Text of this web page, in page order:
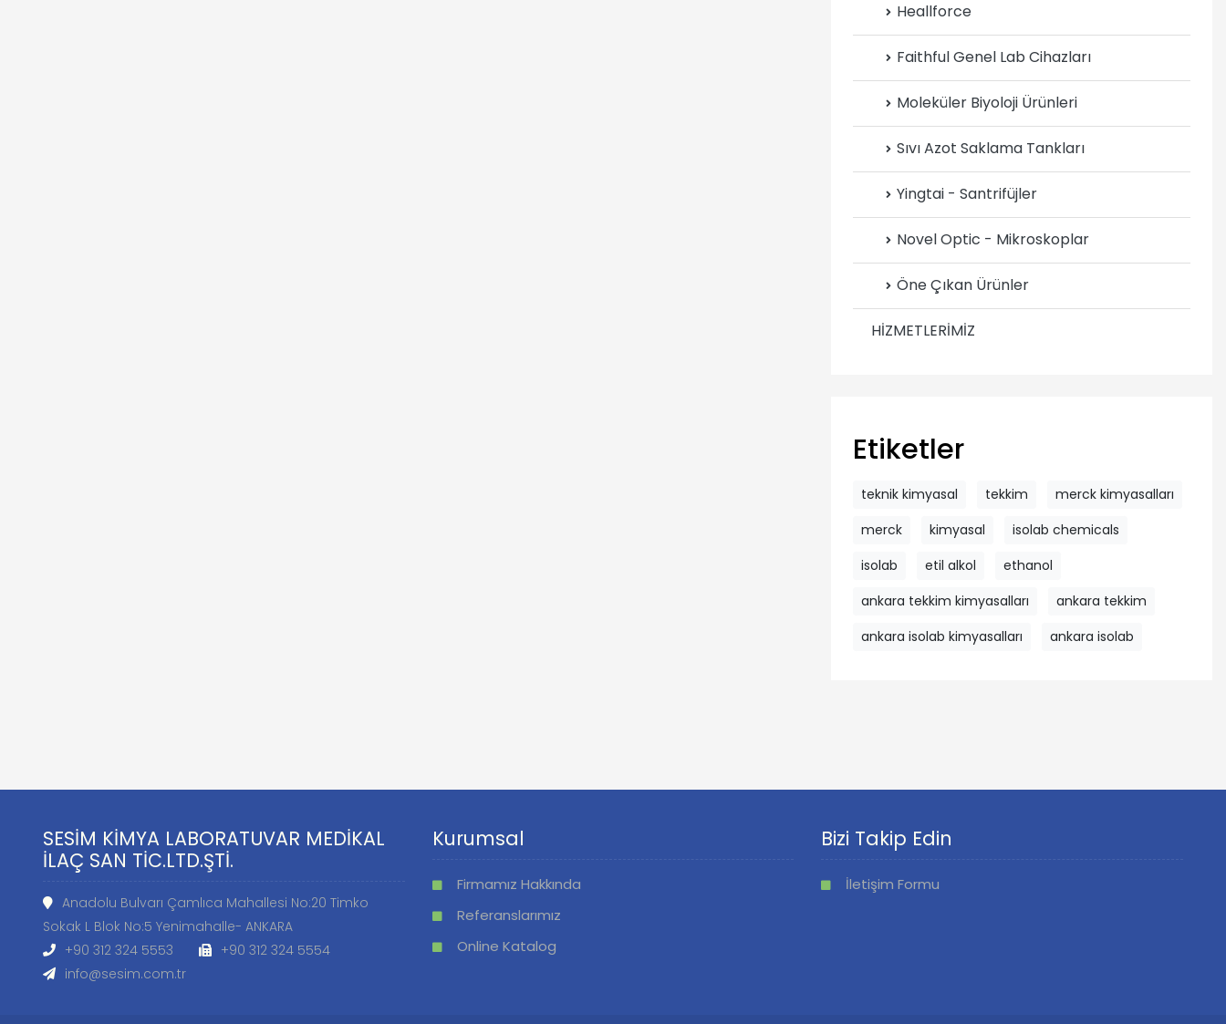
Heallforce
Faithful Genel Lab Cihazları
Moleküler Biyoloji Ürünleri
Sıvı Azot Saklama Tankları
Yingtai - Santrifüjler
Novel Optic - Mikroskoplar
Öne Çıkan Ürünler
HİZMETLERİMİZ
Etiketler
teknik kimyasal tekkim
merck kimyasalları
merck
kimyasal
isolab chemicals
isolab
etil alkol
ethanol
ankara tekkim kimyasalları
ankara tekkim
ankara isolab kimyasalları
ankara isolab
SESİM KİMYA LABORATUVAR MEDİKAL
İLAÇ SAN TİC.LTD.ŞTİ.
Anadolu Bulvarı Çamlıca Mahallesi No:20 Timko
Sokak L Blok No:5 Yenimahalle- ANKARA
+90 312 324 5553
+90 312 324 5554
info@sesim.com.tr
Kurumsal
Firmamız Hakkında
Referanslarımız
Online Katalog
Bizi Takip Edin
İletişim Formu